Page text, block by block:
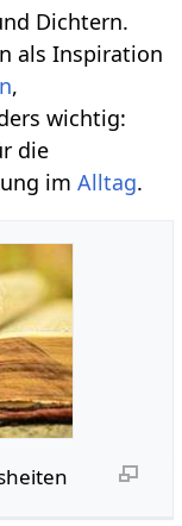
Dichtern.
als Inspiration
,
wichtig:
die
imAlltag.